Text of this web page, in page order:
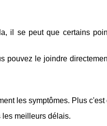
il se peut que certains
pouvez le joindre
les symptômes. Plus
les meilleurs délais.